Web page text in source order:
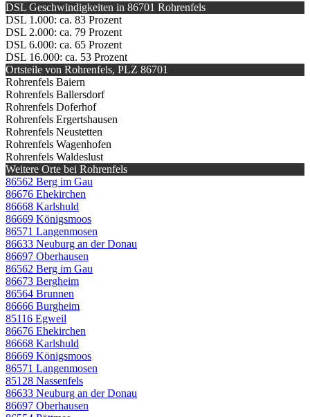
DSL Geschwindigkeiten in 86701 Rohrenfels
DSL 1.000: ca. 83 Prozent
DSL 2.000: ca. 79 Prozent
DSL 6.000: ca. 65 Prozent
DSL 16.000: ca. 53 Prozent
Ortsteile von Rohrenfels, PLZ 86701
Rohrenfels Baiern
Rohrenfels Ballersdorf
Rohrenfels Doferhof
Rohrenfels Ergertshausen
Rohrenfels Neustetten
Rohrenfels Wagenhofen
Rohrenfels Waldeslust
Weitere Orte bei Rohrenfels
86562 Berg im Gau
86676 Ehekirchen
86668 Karlshuld
86669 Königsmoos
86571 Langenmosen
86633 Neuburg an der Donau
86697 Oberhausen
86562 Berg im Gau
86673 Bergheim
86564 Brunnen
86666 Burgheim
85116 Egweil
86676 Ehekirchen
86668 Karlshuld
86669 Königsmoos
86571 Langenmosen
85128 Nassenfels
86633 Neuburg an der Donau
86697 Oberhausen